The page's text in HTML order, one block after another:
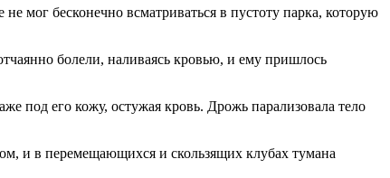
мог бесконечно всматриваться в пустоту парка, которую
болели, наливаясь кровью, и ему пришлось
под его кожу, остужая кровь. Дрожь парализовала тело
и в перемещающихся и скользящих клубах тумана